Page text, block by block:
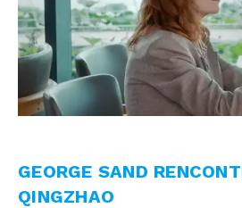
GEORGE SAND
QINGZHAO